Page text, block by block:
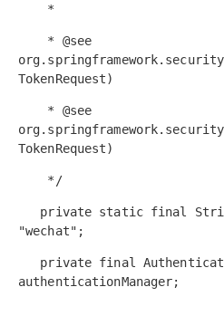
*
* @see
TokenRequest)
* @see
TokenRequest)
*/
private static final String
"wechat";
private final
authenticationManager;